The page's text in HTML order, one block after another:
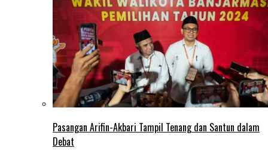
Pasangan Arifin-Akbari Tampil Tenang dan Santun dalam
Debat